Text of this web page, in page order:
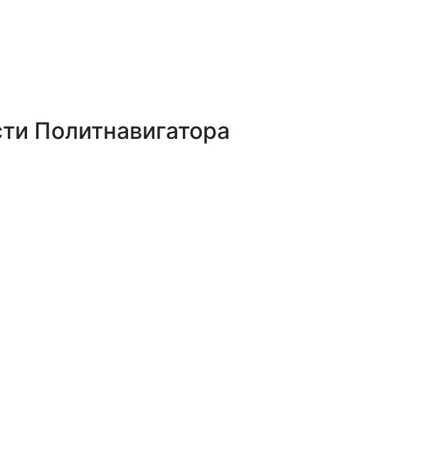
Политнавигатора